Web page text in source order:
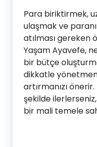
Para biriktirmek,
ulaşmak ve
atılması gereken
Yaşam Ayavefe,
bir bütçe
dikkatle
artırmanızı
şekilde
bir mali temele